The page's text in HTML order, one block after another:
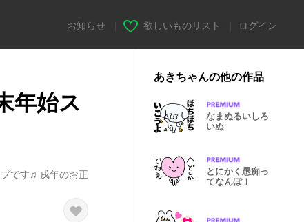
お知らせ 欲しいものリスト ログイン
年始ス
です♫ 戌年のお正
あきちゃんの他の作品
なまぬるいしろ
いぬ
とにかく愚痴っ
てなんぼ！